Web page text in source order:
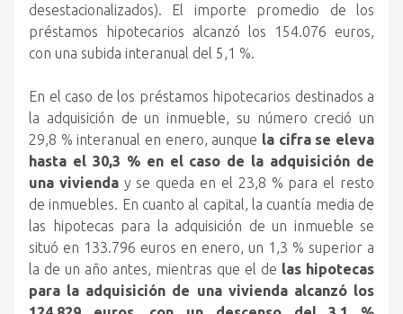
desestacionalizados). El importe promedio de los
préstamos hipotecarios alcanzó los 154.076 euros,
con una subida interanual del 5,1 %.
En el caso de los préstamos hipotecarios destinados a
la adquisición de un inmueble, su número creció un
29,8 % interanual en enero, aunque la cifra se eleva
hasta el 30,3 % en el caso de la adquisición de
una vivienday se queda en el 23,8 % para el resto
de inmuebles. En cuanto al capital, la cuantía media de
las hipotecas para la adquisición de un inmueble se
situó en 133.796 euros en enero, un 1,3 % superior a
la de un año antes, mientras que el de las hipotecas
para la adquisición de una vivienda alcanzó los